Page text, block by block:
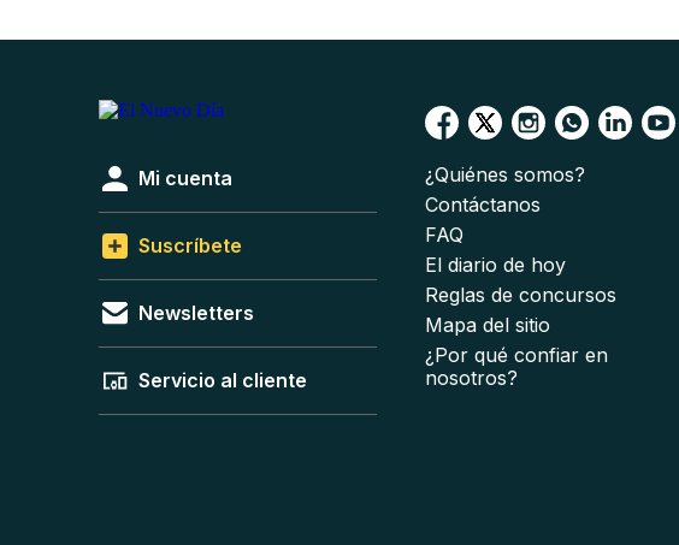
Mi cuenta
Suscríbete
Newsletters
Servicio al cliente
¿Quiénes somos?
Contáctanos
FAQ
El diario de hoy
Reglas de concursos
Mapa del sitio
¿Por qué confiar en
nosotros?